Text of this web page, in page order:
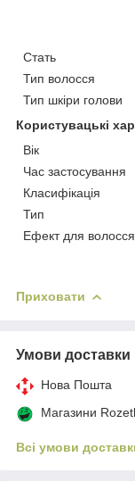
Стать
Тип волосся
Тип шкіри голови
Користувацькі
Вік
Час застосування
Класифікація
Тип
Ефект для волосся
Приховати
Умови доставки
Нова Пошта
Магазини
Всі умови